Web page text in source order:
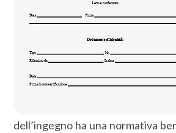
dell’ingegno ha una normativa